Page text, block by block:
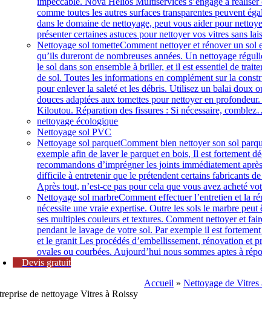
comme toutes les autres surfaces transparentes peuvent
dans le domaine de nettoyage, peut vous aider pour
présenter certaines astuces pour nettoyer vos vitres sans
Nettoyage sol tometteComment nettoyer et rénover un sol
qu’ils dureront de nombreuses années. Un nettoyage
le sol dans son ensemble à briller, et il est essentiel de
de sol. Toutes les informations en complément sur la
pour enlever la saleté et les débris. Utilisez un balai doux
douces adaptées aux tomettes pour nettoyer en
Kiloutou. Réparation des fissures : Si nécessaire,
nettoyage écologique
Nettoyage sol PVC
Nettoyage sol parquetComment bien nettoyer son sol
exemple afin de laver le parquet en bois, Il est fortement
recommandons d’imprégner les joints immédiatement
difficile à entretenir que le prétendent certains fabricants
Après tout, n’est-ce pas pour cela que vous avez acheté
Nettoyage sol marbreComment effectuer l’entretien et la
nécessite une vraie expertise. Outre les sols le marbre
ses multiples couleurs et textures. Comment nettoyer et
pendant le lavage de votre sol. Par exemple il est
et le granit Les procédés d’embellissement, rénovation et
ovales ou courbées. Aujourd’hui nous sommes aptes à
Devis gratuit
Accueil » Nettoyage de Vitres
de nettoyage Vitres à Roissy